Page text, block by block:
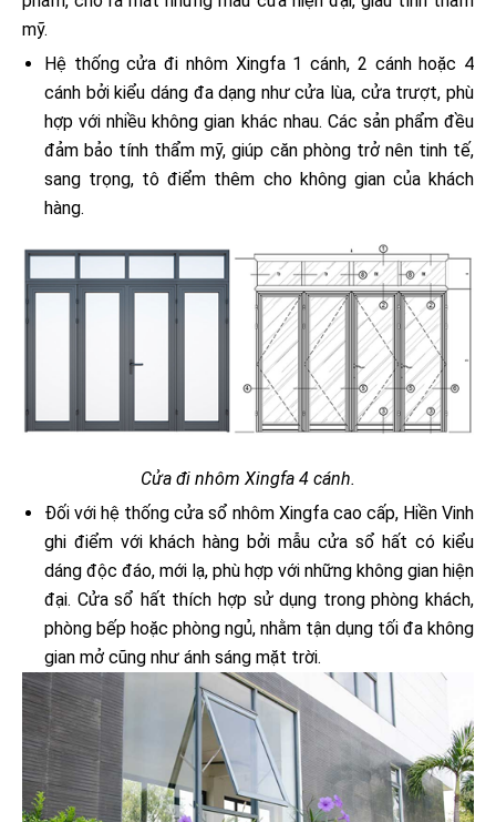
mỹ.
Hệ thống cửa đi nhôm Xingfa 1 cánh, 2 cánh hoặc 4
cánh bởi kiểu dáng đa dạng như cửa lùa, cửa trượt, phù
hợp với nhiều không gian khác nhau. Các sản phẩm đều
đảm bảo tính thẩm mỹ, giúp căn phòng trở nên tinh tế,
sang trọng, tô điểm thêm cho không gian của khách
hàng.
Cửa đi nhôm Xingfa 4 cánh.
Đối với hệ thống cửa sổ nhôm Xingfa cao cấp, Hiền Vinh
ghi điểm với khách hàng bởi mẫu cửa sổ hất có kiểu
dáng độc đáo, mới lạ, phù hợp với những không gian hiện
đại. Cửa sổ hất thích hợp sử dụng trong phòng khách,
phòng bếp hoặc phòng ngủ, nhằm tận dụng tối đa không
gian mở cũng như ánh sáng mặt trời.